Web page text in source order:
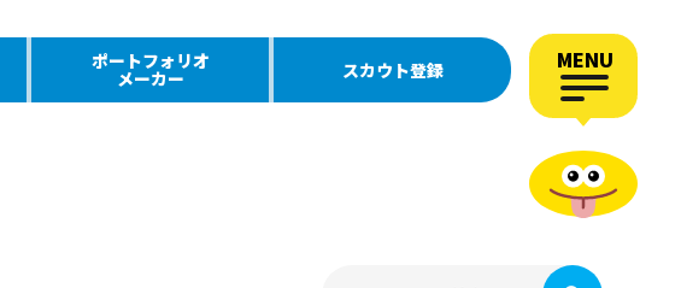
ポートフォリオ
メーカー スカウト登録 MENU